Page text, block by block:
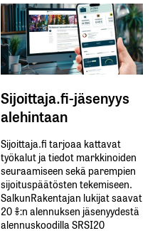
Sijoittaja.fi-jäsenyys
alehintaan
Sijoittaja.fi tarjoaa kattavat
työkalut ja tiedot markkinoiden
seuraamiseen sekä parempien
sijoituspäätösten tekemiseen.
SalkunRakentajan lukijat saavat
20 %:n alennuksen jäsenyydestä
alennuskoodilla SRSI20